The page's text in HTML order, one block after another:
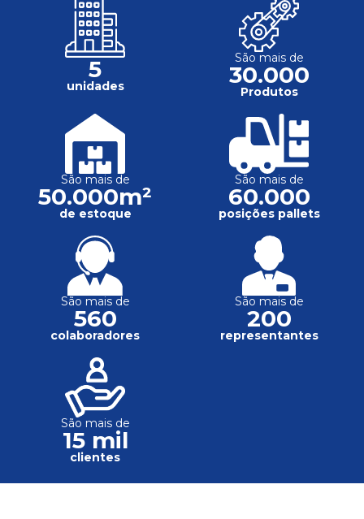
5
unidades
São mais de
30.000
Produtos
São mais de
50.000m²
de estoque
São mais de
60.000
posições pallets
São mais de
560
colaboradores
São mais de
200
representantes
São mais de
15 mil
clientes